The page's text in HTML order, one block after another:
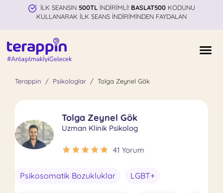
İLK SEANSIN 500TLİNDİRİMLİ! BASLAT500KODUNU
KULLANARAK İLK SEANS İNDİRİMİNDEN FAYDALAN
Terappin Psikologlar Tolga Zeynel Gök
Tolga Zeynel Gök
Uzman Klinik Psikolog
41 Yorum
Psikosomatik Bozukluklar LGBT+